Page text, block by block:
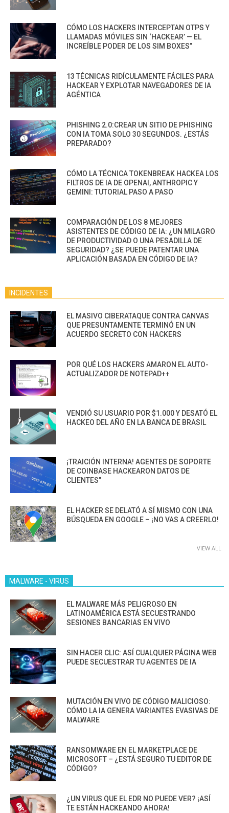
CÓMO LOS HACKERS INTERCEPTAN OTPS Y
LLAMADAS MÓVILES SIN ‘HACKEAR’ — EL
INCREÍBLE PODER DE LOS SIM BOXES”
13 TÉCNICAS RIDÍCULAMENTE FÁCILES PARA
HACKEAR Y EXPLOTAR NAVEGADORES DE IA
AGÉNTICA
PHISHING 2.0:CREAR UN SITIO DE PHISHING
CON IA TOMA SOLO 30 SEGUNDOS. ¿ESTÁS
PREPARADO?
CÓMO LA TÉCNICA TOKENBREAK HACKEA LOS
FILTROS DE IA DE OPENAI, ANTHROPIC Y
GEMINI: TUTORIAL PASO A PASO
COMPARACIÓN DE LOS 8 MEJORES
ASISTENTES DE CÓDIGO DE IA: ¿UN MILAGRO
DE PRODUCTIVIDAD O UNA PESADILLA DE
SEGURIDAD? ¿SE PUEDE PATENTAR UNA
APLICACIÓN BASADA EN CÓDIGO DE IA?
INCIDENTES
EL MASIVO CIBERATAQUE CONTRA CANVAS
QUE PRESUNTAMENTE TERMINÓ EN UN
ACUERDO SECRETO CON HACKERS
POR QUÉ LOS HACKERS AMARON EL AUTO-
ACTUALIZADOR DE NOTEPAD++
VENDIÓ SU USUARIO POR $1.000 Y DESATÓ EL
HACKEO DEL AÑO EN LA BANCA DE BRASIL
¡TRAICIÓN INTERNA! AGENTES DE SOPORTE
DE COINBASE HACKEARON DATOS DE
CLIENTES”
EL HACKER SE DELATÓ A SÍ MISMO CON UNA
BÚSQUEDA EN GOOGLE – ¡NO VAS A CREERLO!
VIEW ALL
MALWARE - VIRUS
EL MALWARE MÁS PELIGROSO EN
LATINOAMÉRICA ESTÁ SECUESTRANDO
SESIONES BANCARIAS EN VIVO
SIN HACER CLIC: ASÍ CUALQUIER PÁGINA WEB
PUEDE SECUESTRAR TU AGENTES DE IA
MUTACIÓN EN VIVO DE CÓDIGO MALICIOSO:
CÓMO LA IA GENERA VARIANTES EVASIVAS DE
MALWARE
RANSOMWARE EN EL MARKETPLACE DE
MICROSOFT – ¿ESTÁ SEGURO TU EDITOR DE
CÓDIGO?
¿UN VIRUS QUE EL EDR NO PUEDE VER? ¡ASÍ
TE ESTÁN HACKEANDO AHORA!